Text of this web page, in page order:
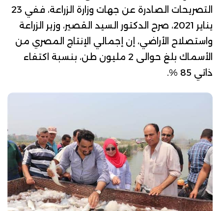
التصريحات الصادرة عن جهات وزارة الزراعة، ففي 23
يناير 2021، صرح
الدكتور السيد القصير، وزير الزراعة
واستصلاح الأراضي، إن إجمالي الإنتاج المصري من
الأسماك بلغ حوالى 2 مليون طن، بنسبة اكتفاء
ذاتي 85 %.